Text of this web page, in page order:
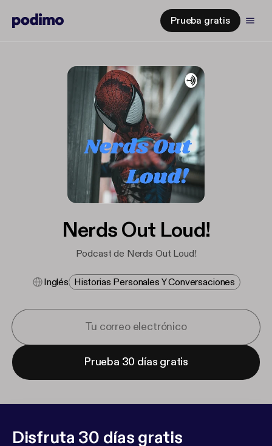
Prueba gratis
Nerds Out Loud!
Podcast de Nerds Out Loud!
Inglés Historias Personales Y Conversaciones
Prueba 30 días gratis
Disfruta 30 días gratis